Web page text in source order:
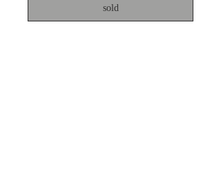
sold